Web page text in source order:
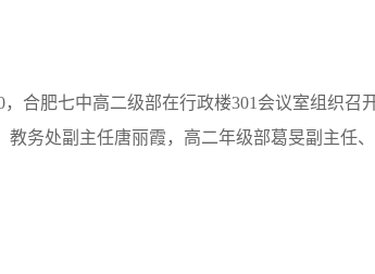
，合肥七中高二级部在行政楼301 会议室组织召
教务处副主任唐丽霞，高二年级部葛旻副主任